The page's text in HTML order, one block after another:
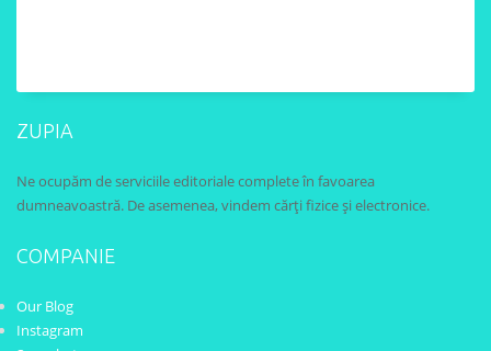
ZUPIA
Ne ocupăm de serviciile editoriale complete în favoarea
dumneavoastră. De asemenea, vindem cărți fizice și electronice.
COMPANIE
Our Blog
Instagram